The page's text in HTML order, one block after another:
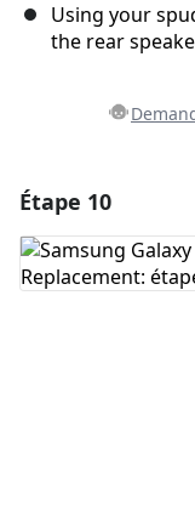
Using your
the rear
Ajouter un
Étape 10